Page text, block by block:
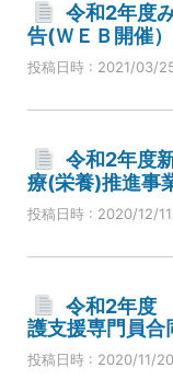
令和2年度
告(ＷＥＢ開催）
投稿日時 : 2021/03/
令和2年度
療(栄養)推進
投稿日時 : 2020/12/11
令和2年度
護支援専門員
投稿日時 : 2020/11/20